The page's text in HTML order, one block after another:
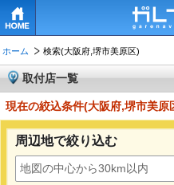
ホーム 検索(大阪府,堺市美原区)
取付店一覧
現在の絞込条件(大阪府,堺市美原
周辺地で絞り込む